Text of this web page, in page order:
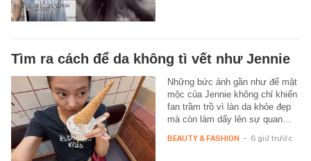
Tìm ra cách để da không tì vết như Jennie
Những bức ảnh gần như để mặt
mộc của Jennie không chỉ khiến
fan trầm trồ vì làn da khỏe đẹp
mà còn làm dấy lên sự quan…
BEAUTY & FASHION - 6 giờ trước